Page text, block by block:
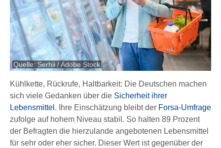
Quelle: Serhii / Adobe Stock
Kühlkette, Rückrufe, Haltbarkeit: Die Deutschen machen
sich viele Gedanken über die Sicherheit ihrer
Lebensmittel . Ihre Einschätzung bleibt der Forsa-Umfrage
zufolge auf hohem Niveau stabil. So halten 89 Prozent
der Befragten die hierzulande angebotenen Lebensmittel
für sehr oder eher sicher. Dieser Wert ist gegenüber der